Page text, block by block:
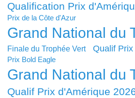
Qualification Prix
Prix de la Côte d'Azur
Grand National du
Finale du Trophée Vert Qualif
Prix Bold Eagle
Grand National du
Qualif Prix d'Amérique